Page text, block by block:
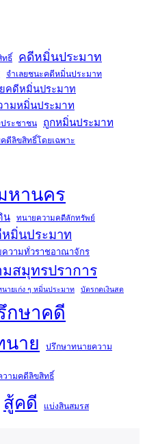
ทธิ์ คดีหมิ่นประมาท
จำเลยชนะคดีหมิ่นประมาท
คดีหมิ่นประมาท
ามหมิ่นประมาท
ประชาชน ถูกหมิ่นประมาท
ดีลิขสิทธิ์โดยเฉพาะ
หานคร
น ทนายความคดีลักทรัพย์
มิ่นประมาท
วามทั่วราชอาณาจักร
สมุทรปราการ
นายเก่ง ๆ หมิ่นประมาท บัตรกดเงินสด
กษาคดี
นาย ปรึกษาทนายความ
วามคดีลิขสิทธิ์
สู้คดี แบ่งสินสมรส